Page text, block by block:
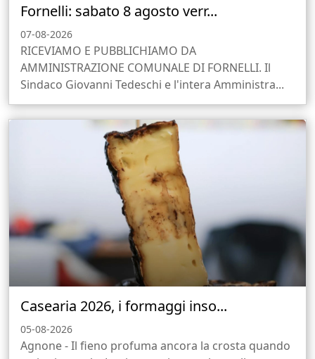
Fornelli: sabato 8 agosto verr...
07-08-2026
RICEVIAMO E PUBBLICHIAMO DA
AMMINISTRAZIONE COMUNALE DI FORNELLI. Il
Sindaco Giovanni Tedeschi e l'intera Amministra...
Casearia 2026, i formaggi inso...
05-08-2026
Agnone - Il fieno profuma ancora la crosta quando